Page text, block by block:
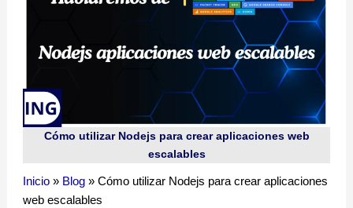
Cómo utilizar Nodejs para crear aplicaciones web
escalables
Inicio» Blog» Cómo utilizar Nodejs para crear aplicaciones
web escalables